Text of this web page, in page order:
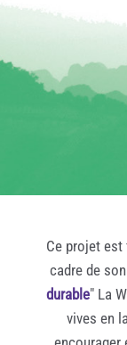
Ce projet est
cadre de
durable" La
vives en